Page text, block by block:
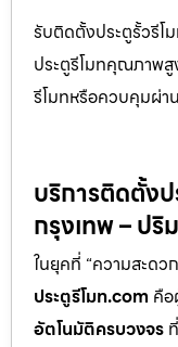
รับติดตั้งประตูรั้วรีโ
ประตูรีโมทคุณภาพสู
รีโมทหรือควบคุมผ่า
บริการติดตั้งป
กรุงเทพ – ป
ในยุคที่ “ความสะด
ประตูรีโมท.com คื
อัตโนมัติครบวงจร